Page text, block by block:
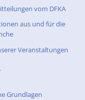
vom DFKA
aus und für die
Veranstaltungen
Grundlagen